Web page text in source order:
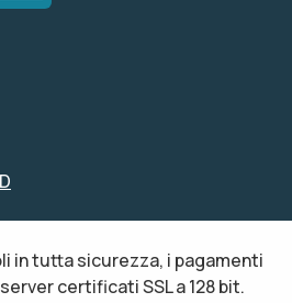
in tutta sicurezza, i pagamenti
certificati SSL a 128 bit.